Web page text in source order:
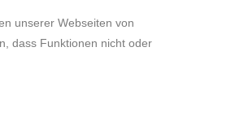
unserer Webseiten von
dass Funktionen nicht oder